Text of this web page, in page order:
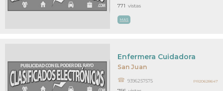
MAS
771 vistas
San Juan
Enfermera Cuidadora
9396257575 PR20628647